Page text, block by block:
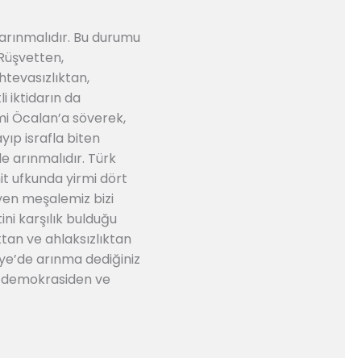
Bu durumu
iktidarın da
Öcalan’a söverek,
israfla biten
Türk
ufkunda yirmi dört
meşalemiz bizi
karşılık bulduğu
ve ahlaksızlıktan
arınma dediğiniz
demokrasiden ve